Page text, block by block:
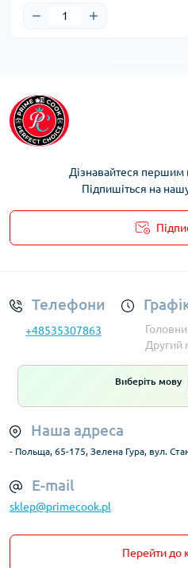
Дізнавайтеся першим
Підпишіться на
Телефони
+48535307863
Другий
Виберіть мову
Наша адреса
- Польща, 65-175, Зелена Гура, вул.
E-mail
sklep@primecook.pl
Перейти до